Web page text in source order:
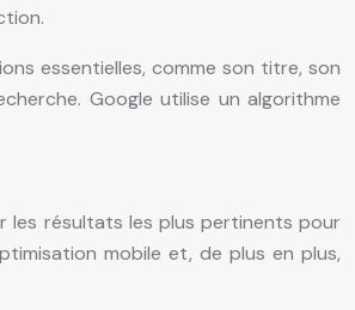
essentielles, comme son titre, son
Google utilise un algorithme
les résultats les plus pertinents pour
mobile et, de plus en plus,